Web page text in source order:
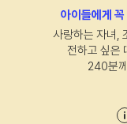
아이들에게
사랑하는 자녀,
전하고 싶은
240분